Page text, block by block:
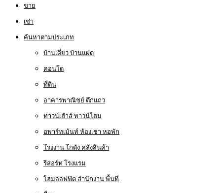
ขาย
เช่า
ค้นหาตามประเภท
บ้านเดี่ยว บ้านแฝด
คอนโด
ที่ดิน
อาคารพาณิชย์ ตึกแถว
ทาวน์เฮ้าส์ ทาวน์โฮม
อพาร์ทเม้นท์ ห้องเช่า หอพัก
โรงงาน โกดัง คลังสินค้า
รีสอร์ท โรงแรม
โฮมออฟฟิต สำนักงาน พื้นที่